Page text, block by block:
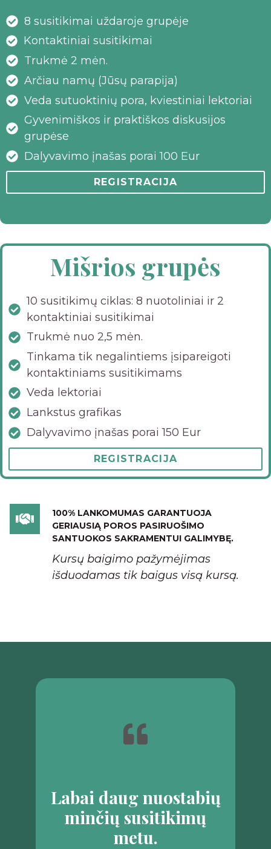
G
U
”
2
0
0
8 susitikimai uždaroje grupėje
Kontaktiniai susitikimai
Trukmė 2 mėn.
Arčiau namų (Jūsų parapija)
Veda sutuoktinių pora, kviestiniai lektoriai
Gyvenimiškos ir praktiškos diskusijos
grupėse
Dalyvavimo įnašas porai 100 Eur
REGISTRACIJA
Mišrios grupės
10 susitikimų ciklas: 8 nuotoliniai ir 2
kontaktiniai susitikimai
Trukmė nuo 2,5 mėn.
Tinkama tik negalintiems įsipareigoti
kontaktiniams susitikimams
Veda lektoriai
Lankstus grafikas
Dalyvavimo įnašas porai 150 Eur
REGISTRACIJA
100% LANKOMUMAS GARANTUOJA
GERIAUSIĄ POROS PASIRUOŠIMO
SANTUOKOS SAKRAMENTUI GALIMYBĘ.
Kursų baigimo pažymėjimas
išduodamas tik baigus visą kursą.
Labai daug nuostabių
minčių susitikimų
metu.